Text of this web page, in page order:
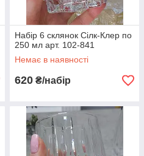
Набір 6 склянок Сілк-Клер по
250 мл арт. 102-841
Немає в наявності
620 ₴/набір